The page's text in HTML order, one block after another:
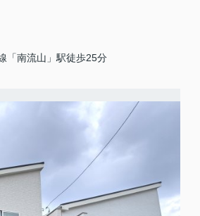
「南流山」駅徒歩25分